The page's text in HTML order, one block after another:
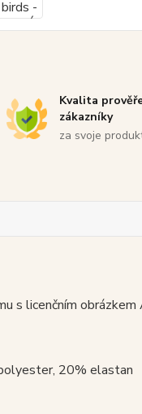
Kvalita
zákazníky
za svoje
s licenčním
20% elastan